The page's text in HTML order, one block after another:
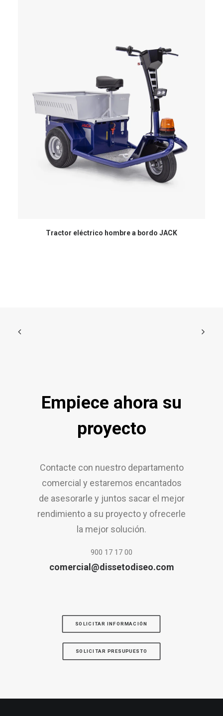
Tractor eléctrico hombre a bordo JACK
Empiece ahora su
proyecto
Contacte con nuestro departamento
comercial y estaremos encantados
de asesorarle y juntos sacar el mejor
rendimiento a su proyecto y ofrecerle
la mejor solución.
900 17 17 00
comercial@dissetodiseo.com
SOLICITAR INFORMACIÓN
SOLICITAR PRESUPUESTO